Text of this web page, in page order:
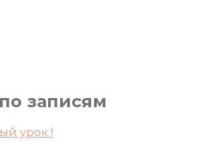
записям
урок !